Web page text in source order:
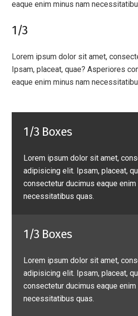
eaque enim minus nam
1/3
Lorem ipsum dolor sit amet,
Ipsam, placeat, quae? Asperiores
eaque enim minus nam
1/3 Boxes
Lorem ipsum dolor sit amet,
adipisicing elit. Ipsam, placeat,
consectetur ducimus eaque enim
necessitatibus quas.
1/3 Boxes
Lorem ipsum dolor sit amet,
adipisicing elit. Ipsam, placeat,
consectetur ducimus eaque enim
necessitatibus quas.